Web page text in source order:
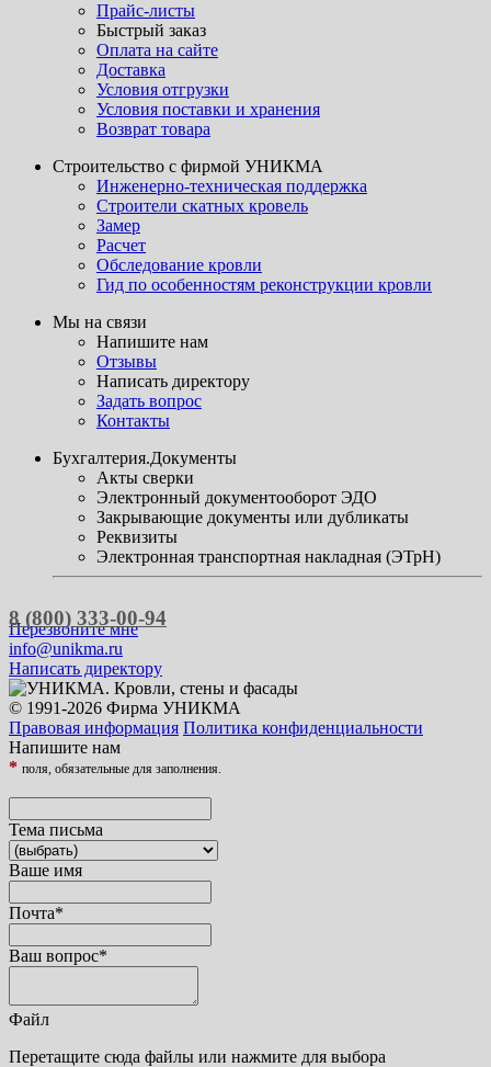
Прайс-листы
Быстрый заказ
Оплата на сайте
Доставка
Условия отгрузки
Условия поставки и хранения
Возврат товара
Строительство с фирмой УНИКМА
Инженерно-техническая поддержка
Строители скатных кровель
Замер
Расчет
Обследование кровли
Гид по особенностям реконструкции кровли
Мы на связи
Напишите нам
Отзывы
Написать директору
Задать вопрос
Контакты
Бухгалтерия.Документы
Акты сверки
Электронный документооборот ЭДО
Закрывающие документы или дубликаты
Реквизиты
Электронная транспортная накладная (ЭТрН)
8 (800) 333-00-94
Перезвоните мне
info@unikma.ru
Написать директору
© 1991-2026 Фирма УНИКМА
Правовая информация Политика конфиденциальности
Напишите нам
* поля, обязательные для заполнения.
Тема письма
Ваше имя
Почта*
Ваш вопрос*
Файл
Перетащите сюда файлы или нажмите для выбора